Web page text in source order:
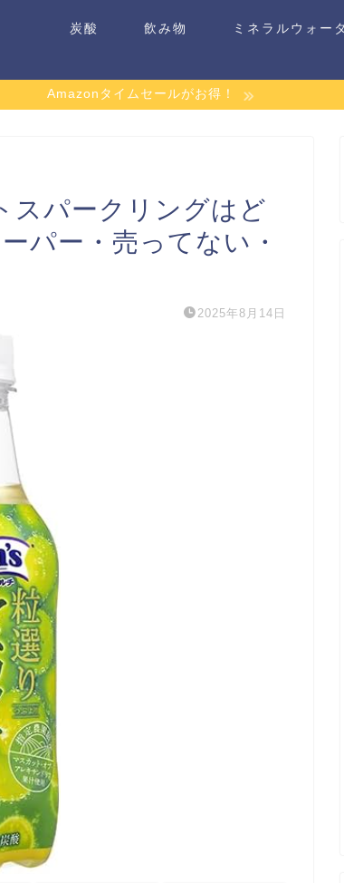
炭酸 飲み物 ミネラルウォー
Amazonタイムセールがお得！
スパークリングはど
パー・売ってない・
2025年8月14日